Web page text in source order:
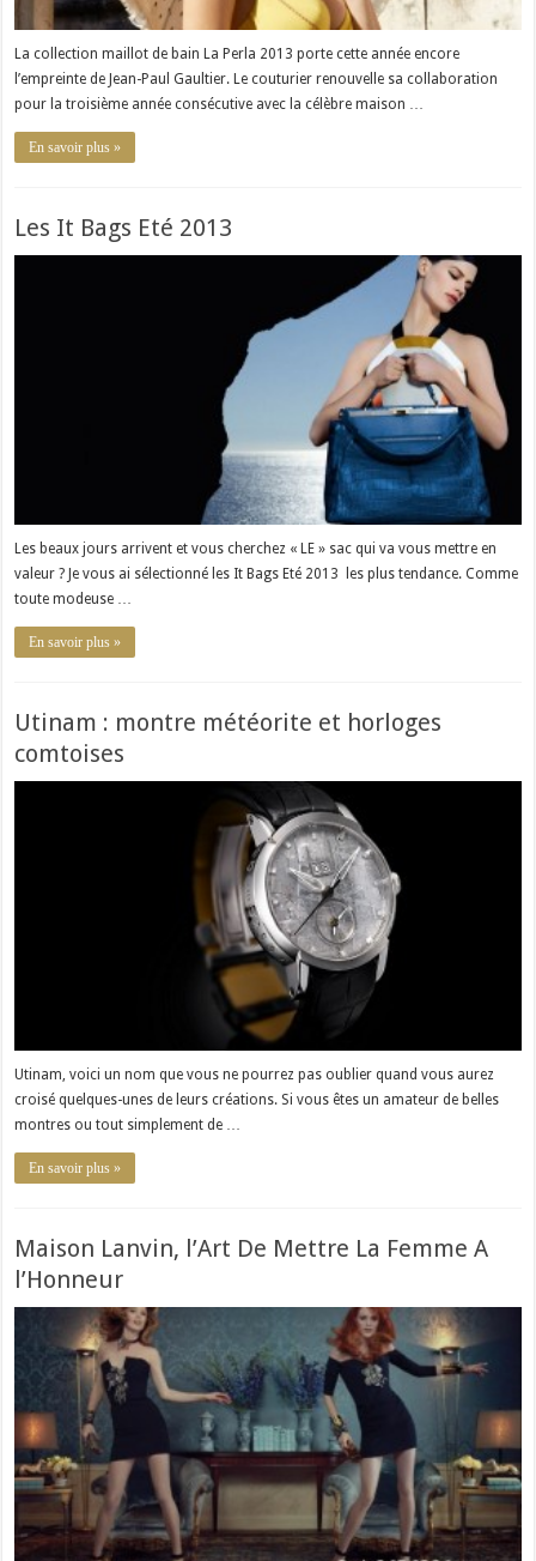
La collection maillot de bain La Perla 2013 porte cette année encore
l’empreinte de Jean-Paul Gaultier. Le couturier renouvelle sa collaboration
pour la troisième année consécutive avec la célèbre maison …
En savoir plus »
Les It Bags Eté 2013
Les beaux jours arrivent et vous cherchez « LE » sac qui va vous mettre en
valeur ? Je vous ai sélectionné les It Bags Eté 2013 les plus tendance. Comme
toute modeuse …
En savoir plus »
Utinam : montre météorite et horloges
comtoises
Utinam, voici un nom que vous ne pourrez pas oublier quand vous aurez
croisé quelques-unes de leurs créations. Si vous êtes un amateur de belles
montres ou tout simplement de …
En savoir plus »
Maison Lanvin, l’Art De Mettre La Femme A
l’Honneur